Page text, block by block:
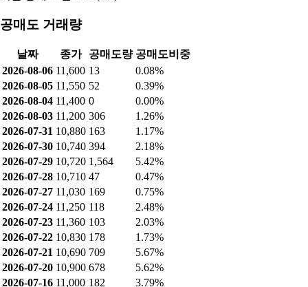
건축공사 민간 75.26%
분양
10.3%
기타
6.4%
건축공사 관급 4.22%
토목공사 관급 3.82%
공매도 현황
최근 공매도 거래량: 13 (0.08%)
최근 공매도 잔고: 0 (0%)
공매도 거래량
날짜 종가 공매도량
공매도비중
2026-08-06 11,600 13
0.08%
2026-08-05 11,550 52
0.39%